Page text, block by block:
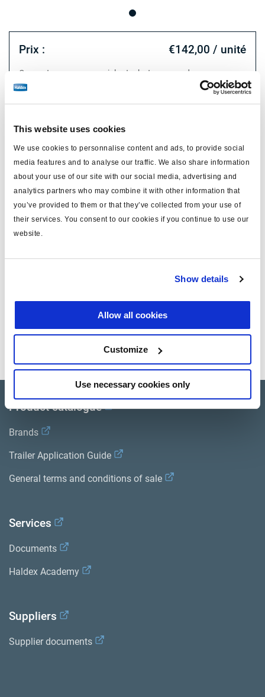
This website uses cookies
We use cookies to personnalise content and ads, to provide social
media features and to analyse our traffic. We also share information
about your use of our site with our social media, advertising and
analytics partners who may combine it with other information that
you’ve provided to them or that they’ve collected from your use of
their services. You consent to our cookies if you continue to use our
website.
Show details
Allow all cookies
Customize
Use necessary cookies only
Prix : €142,00 / unité
Connectez-vous pour voir le stock et commander.
type câble
pour ISO 1185 (24N)
longueur (m) 16
matériau PVC
Consultez toutes les publications connexes dans notre
Bibliothèque de documentation sur les produits
Product catalogue
Brands
Trailer Application Guide
General terms and conditions of sale
Services
Documents
Haldex Academy
Suppliers
Supplier documents